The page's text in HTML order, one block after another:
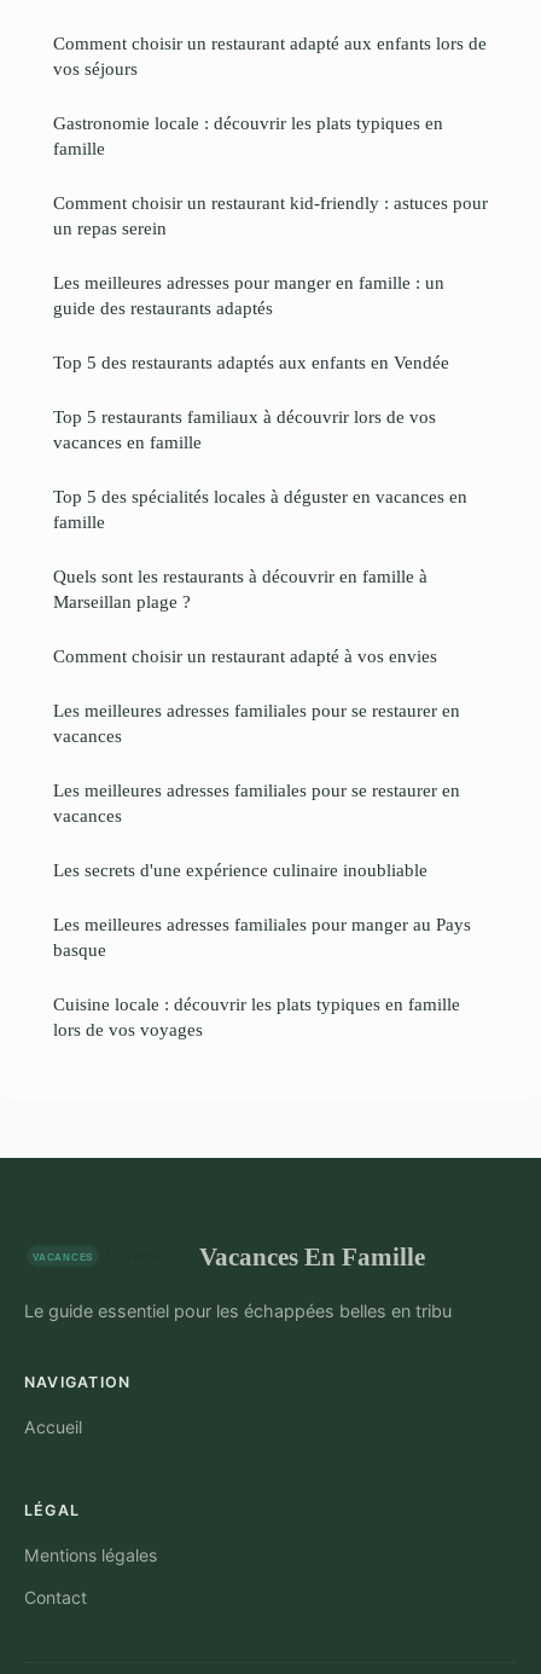
Comment choisir un restaurant adapté aux enfants lors de
vos séjours
Gastronomie locale : découvrir les plats typiques en
famille
Comment choisir un restaurant kid-friendly : astuces pour
un repas serein
Les meilleures adresses pour manger en famille : un
guide des restaurants adaptés
Top 5 des restaurants adaptés aux enfants en Vendée
Top 5 restaurants familiaux à découvrir lors de vos
vacances en famille
Top 5 des spécialités locales à déguster en vacances en
famille
Quels sont les restaurants à découvrir en famille à
Marseillan plage ?
Comment choisir un restaurant adapté à vos envies
Les meilleures adresses familiales pour se restaurer en
vacances
Les meilleures adresses familiales pour se restaurer en
vacances
Les secrets d'une expérience culinaire inoubliable
Les meilleures adresses familiales pour manger au Pays
basque
Cuisine locale : découvrir les plats typiques en famille
lors de vos voyages
Vacances En Famille
Le guide essentiel pour les échappées belles en tribu
NAVIGATION
Accueil
LÉGAL
Mentions légales
Contact